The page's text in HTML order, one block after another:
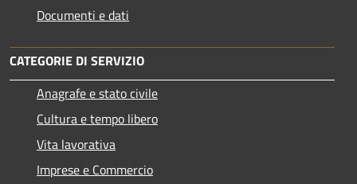
Documenti e dati
CATEGORIE DI SERVIZIO
Anagrafe e stato civile
Cultura e tempo libero
Vita lavorativa
Imprese e Commercio